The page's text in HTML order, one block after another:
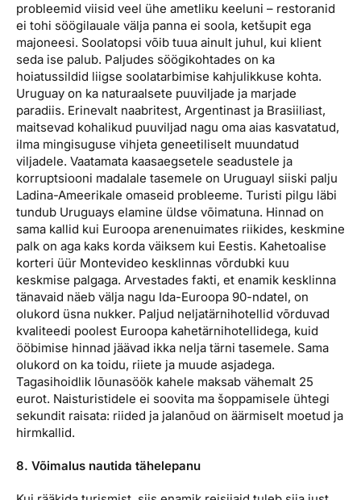
probleemid viisid veel ühe ametliku keeluni – restoranid
ei tohi söögilauale välja panna ei soola, ketšupit ega
majoneesi. Soolatopsi võib tuua ainult juhul, kui klient
seda ise palub. Paljudes söögikohtades on ka
hoiatussildid liigse soolatarbimise kahjulikkuse kohta.
Uruguay on ka naturaalsete puuviljade ja marjade
paradiis. Erinevalt naabritest, Argentinast ja Brasiiliast,
maitsevad kohalikud puuviljad nagu oma aias kasvatatud,
ilma mingisuguse vihjeta geneetiliselt muundatud
viljadele. Vaatamata kaasaegsetele seadustele ja
korruptsiooni madalale tasemele on Uruguayl siiski palju
Ladina-Ameerikale omaseid probleeme. Turisti pilgu läbi
tundub Uruguays elamine üldse võimatuna. Hinnad on
sama kallid kui Euroopa arenenuimates riikides, keskmine
palk on aga kaks korda väiksem kui Eestis. Kahetoalise
korteri üür Montevideo kesklinnas võrdubki kuu
keskmise palgaga. Arvestades fakti, et enamik kesklinna
tänavaid näeb välja nagu Ida-Euroopa 90-ndatel, on
olukord üsna nukker. Paljud neljatärnihotellid võrduvad
kvaliteedi poolest Euroopa kahetärnihotellidega, kuid
ööbimise hinnad jäävad ikka nelja tärni tasemele. Sama
olukord on ka toidu, riiete ja muude asjadega.
Tagasihoidlik lõunasöök kahele maksab vähemalt 25
eurot. Naisturistidele ei soovita ma šoppamisele ühtegi
sekundit raisata: riided ja jalanõud on äärmiselt moetud ja
hirmkallid.
8. Võimalus nautida tähelepanu